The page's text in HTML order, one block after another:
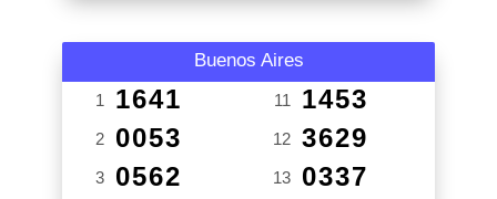
Buenos Aires
1 1641
2 0053
3 0562
11 1453
12 3629
13 0337